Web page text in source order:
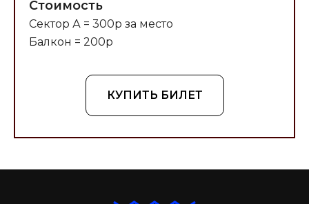
Стоимость
Сектор А = 300р за место
Балкон = 200р
КУПИТЬ БИЛЕТ